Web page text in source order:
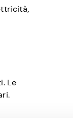
Le